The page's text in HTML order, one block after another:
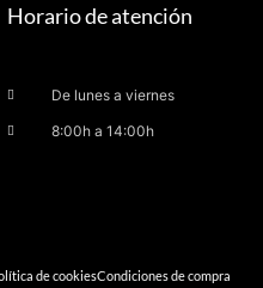
Horario de atención
De lunes a viernes
8:00h a 14:00h
de cookiesCondiciones de compra